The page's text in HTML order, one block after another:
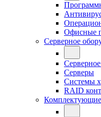
Офисные
Серверное
Серверы
Системы
RAID
Комплектующие